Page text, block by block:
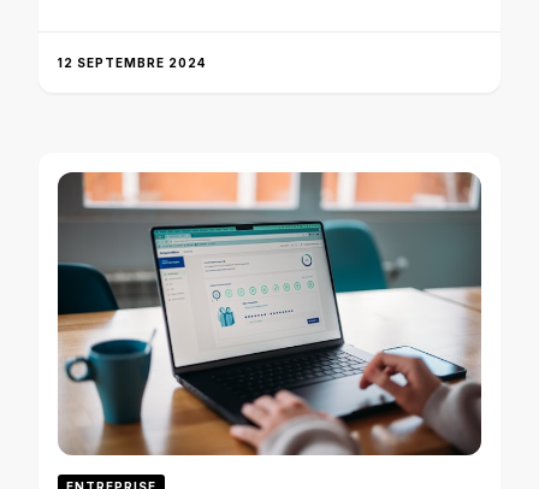
12 SEPTEMBRE 2024